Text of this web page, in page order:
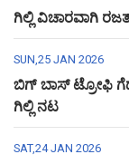
ಗಿಲ್ಲಿ ವಿಚಾರವಾಗಿ
SUN,25 JAN 2026
ಬಿಗ್ ಬಾಸ್ ಟ್ರೋಫಿ
ಗಿಲ್ಲಿ ನಟ
SAT,24 JAN 2026